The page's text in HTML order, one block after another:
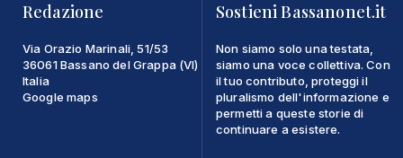
Redazione
Via Orazio Marinali, 51/53
36061 Bassano del Grappa (VI)
Italia
Google maps
Sostieni Bassanonet.it
Non siamo solo una testata,
siamo una voce collettiva. Con
il tuo contributo, proteggi il
pluralismo dell'informazione e
permetti a queste storie di
continuare a esistere.